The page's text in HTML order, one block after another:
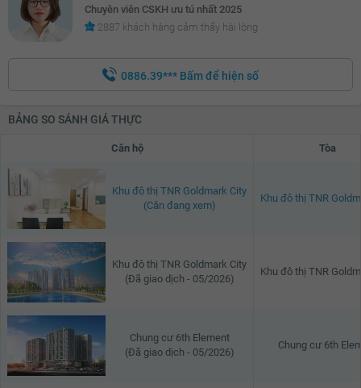
Chuyên viên CSKH ưu tú nhất 2025
2887 khách hàng cảm thấy hài lòng
0886.39*** Bấm để hiện số
BẢNG SO SÁNH GIÁ THỰC
Căn hộ Tòa
Khu đô thị TNR Goldmark City
(Căn đang xem)
Khu đô thị TNR
Khu đô thị TNR Goldmark City
(Đã giao dịch - 05/2026)
Khu đô thị TNR
Chung cư 6th Element
(Đã giao dịch - 05/2026)
Chung cư 6th